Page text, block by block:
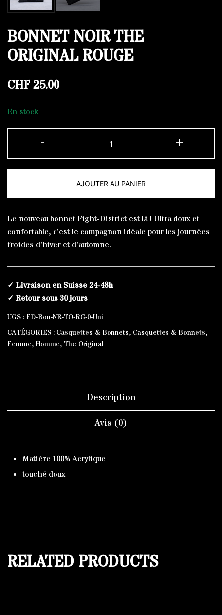
BONNET NOIR THE
ORIGINAL ROUGE
CHF25.00
En stock
-
de
Bonnet
The
Original
+
AJOUTER AU PANIER
Le nouveau bonnet Fight-District est là ! Ultra doux et
confortable, c’est le compagnon idéale pour les journées
froides d’hiver et d’automne.
✓ Livraison en Suisse 24-48h
✓ Retour sous 30 jours
UGS : FD-Bon-NR-TO-RG-0-Uni
CATÉGORIES : Casquettes & Bonnets, Casquettes & Bonnets,
Femme, Homme, The Original
Description
Avis (0)
Matière 100%Acrylique
touché doux
RELATED PRODUCTS